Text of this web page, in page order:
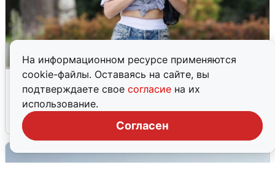
На информационном ресурсе применяются
cookie-файлы. Оставаясь на сайте, вы
подтверждаете свое согласие на их
использование.
Согласен
Волгоградцы остались без
мобильного интернета
6 августа